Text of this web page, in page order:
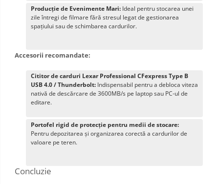
Producție de Evenimente Mari: Ideal pentru stocarea unei
zile întregi de filmare fără stresul legat de gestionarea
spațiului sau de schimbarea cardurilor.
Accesorii recomandate:
Cititor de carduri Lexar Professional CFexpress Type B
USB 4.0 / Thunderbolt: Indispensabil pentru a debloca viteza
nativă de descărcare de 3600MB/s pe laptop sau PC-ul de
editare.
Portofel rigid de protecție pentru medii de stocare:
Pentru depozitarea și organizarea corectă a cardurilor de
valoare pe teren.
Concluzie